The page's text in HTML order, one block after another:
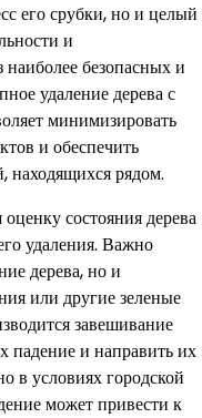
его срубки, но и целый
и
безопасных и
удаление дерева с
минимизировать
и обеспечить
находящихся рядом.
состояния дерева
удаления. Важно
дерева, но и
или другие зеленые
завешивание
падение и направить их
в условиях городской
может привести к